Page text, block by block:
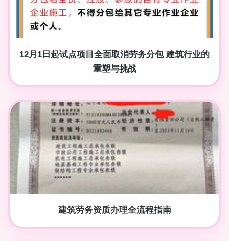
12月1日起试点项目全面取消劳务分包 建筑行业的
重塑与挑战
建筑劳务资质办理全流程指南